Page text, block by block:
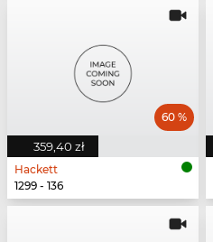
359,40 zł
60 %
Hackett
1299 - 136